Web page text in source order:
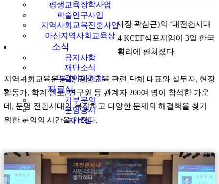
평생교육장학사업
학술연구사업
지역사회교육진흥사업
아산지역사회교육상
소식
공지사항
재단소식
다같이다가치
자료실
기부문의
운영공시
자료실
한국지역사회교육재단(KCEF, 이사장 곽삼근)의 ‘대전환시대
시민리더십을 생각하다’ 주제 2024 KCEF심포지엄이 3일 한국
언론진흥재단 국제회의장에서 성황리에 펼쳐졌다.
지역사회교육운동 및 평생교육 관련 단체 대표와 실무자, 현장
활동가, 학계 원로, 연구원 등 관계자 200여 명이 참석한 가운
데, 문명 전환시대의 복잡하고 다양한 문제의 해결책을 찾기
위한 논의의 시간을 가졌다.